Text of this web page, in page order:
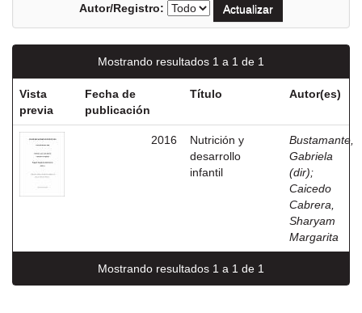
Autor/Registro:
Mostrando resultados 1 a 1 de 1
Vista
previa
Fecha de
publicación
Título Autor(es)
2016
Nutrición y
desarrollo
infantil
Bustamante,
Gabriela
(dir);
Caicedo
Cabrera,
Sharyam
Margarita
Mostrando resultados 1 a 1 de 1